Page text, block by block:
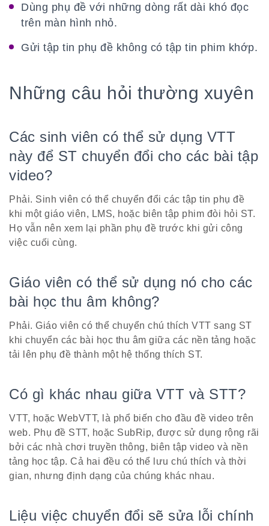
Dùng phụ đề với những dòng rất dài khó đọc
trên màn hình nhỏ.
Gửi tập tin phụ đề không có tập tin phim khớp.
Những câu hỏi thường xuyên
Các sinh viên có thể sử dụng VTT
này để ST chuyển đổi cho các bài tập
video?
Phải. Sinh viên có thể chuyển đổi các tập tin phụ đề
khi một giáo viên, LMS, hoặc biên tập phim đòi hỏi ST.
Họ vẫn nên xem lại phần phụ đề trước khi gửi công
việc cuối cùng.
Giáo viên có thể sử dụng nó cho các
bài học thu âm không?
Phải. Giáo viên có thể chuyển chú thích VTT sang ST
khi chuyển các bài học thu âm giữa các nền tảng hoặc
tải lên phụ đề thành một hệ thống thích ST.
Có gì khác nhau giữa VTT và STT?
VTT, hoặc WebVTT, là phổ biến cho đầu đề video trên
web. Phụ đề STT, hoặc SubRip, được sử dụng rộng rãi
bởi các nhà chơi truyền thông, biên tập video và nền
tảng học tập. Cả hai đều có thể lưu chú thích và thời
gian, nhưng định dạng của chúng khác nhau.
Liệu việc chuyển đổi sẽ sửa lỗi chính